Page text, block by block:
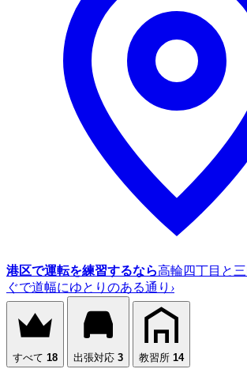
港区で運転を練習するなら高輪四丁目と
ぐで道幅にゆとりのある通り ›
すべて 18 出張対応 3 教習所 14